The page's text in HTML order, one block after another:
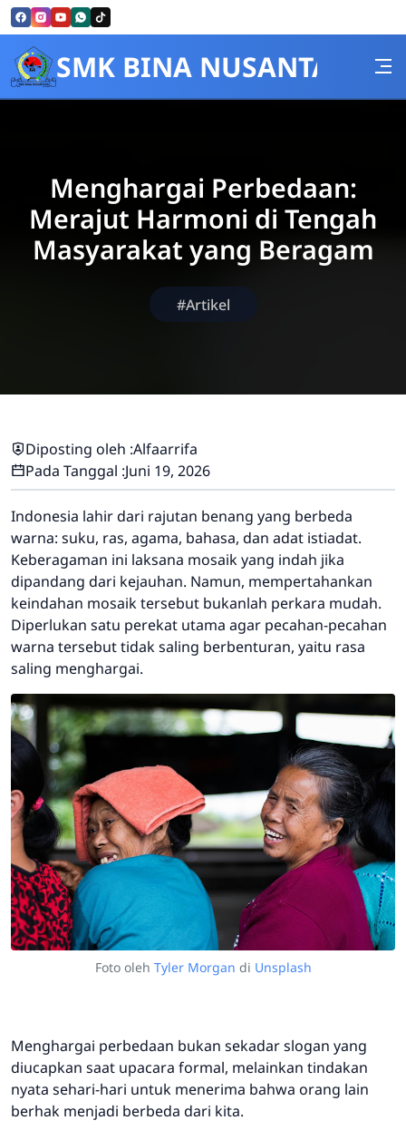
Skip to Content
SMK BINA NUSANTARA
Menghargai Perbedaan:
Merajut Harmoni di Tengah
Masyarakat yang Beragam
#Artikel
Diposting oleh :Alfaarrifa
Pada Tanggal :Juni 19, 2026
Indonesia lahir dari rajutan benang yang berbeda
warna: suku, ras, agama, bahasa, dan adat istiadat.
Keberagaman ini laksana mosaik yang indah jika
dipandang dari kejauhan. Namun, mempertahankan
keindahan mosaik tersebut bukanlah perkara mudah.
Diperlukan satu perekat utama agar pecahan-pecahan
warna tersebut tidak saling berbenturan, yaitu rasa
saling menghargai.
Foto oleh Tyler Morgan di Unsplash
Menghargai perbedaan bukan sekadar slogan yang
diucapkan saat upacara formal, melainkan tindakan
nyata sehari-hari untuk menerima bahwa orang lain
berhak menjadi berbeda dari kita.